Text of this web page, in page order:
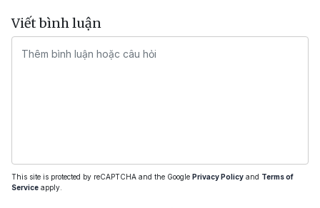
Viết bình luận
This site is protected by reCAPTCHA and the Google Privacy Policy and Terms of
Service apply.